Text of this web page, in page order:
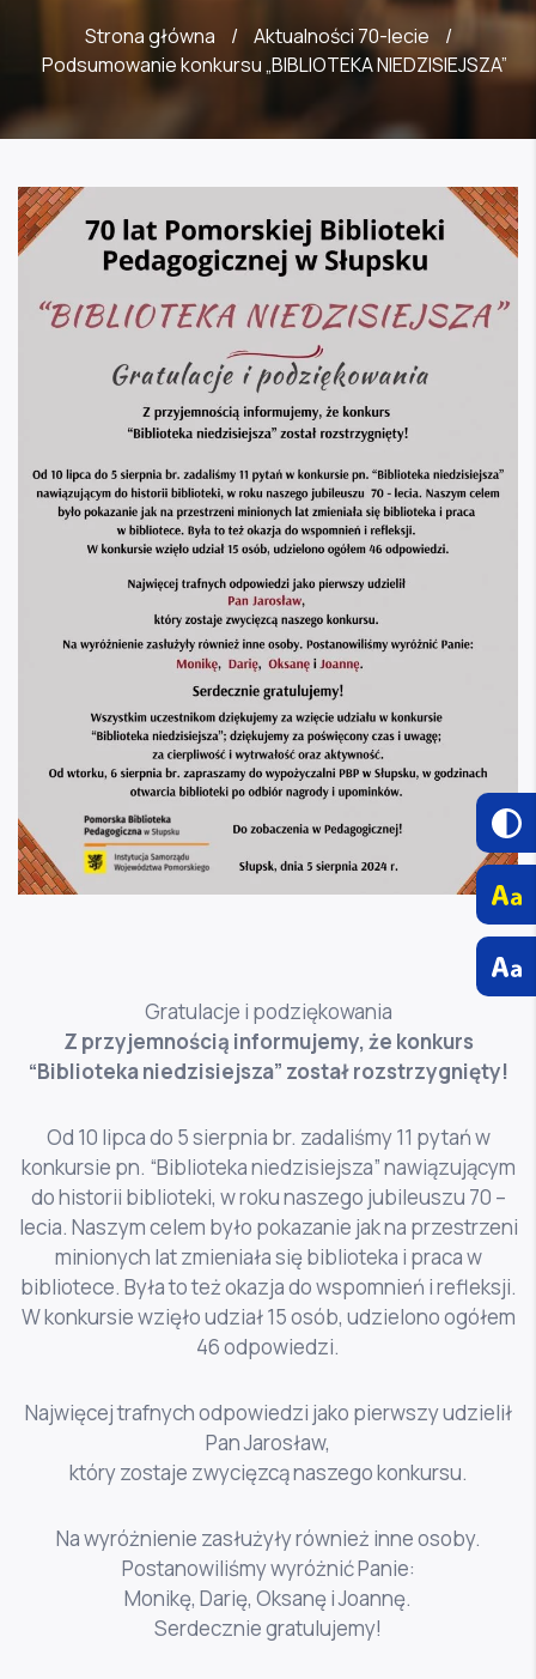
Strona główna / Aktualności 70-lecie
/
Podsumowanie konkursu „BIBLIOTEKA NIEDZISIEJSZA”
Gratulacje i podziękowania
Z przyjemnością informujemy, że konkurs
“Biblioteka niedzisiejsza” został rozstrzygnięty!
Od 10 lipca do 5 sierpnia br. zadaliśmy 11 pytań w
konkursie pn. “Biblioteka niedzisiejsza” nawiązującym
do historii biblioteki, w roku naszego jubileuszu 70 –
lecia. Naszym celem było pokazanie jak na przestrzeni
minionych lat zmieniała się biblioteka i praca w
bibliotece. Była to też okazja do wspomnień i refleksji.
W konkursie wzięło udział 15 osób, udzielono ogółem
46 odpowiedzi.
Najwięcej trafnych odpowiedzi jako pierwszy udzielił
Pan Jarosław,
który zostaje zwycięzcą naszego konkursu.
Na wyróżnienie zasłużyły również inne osoby.
Postanowiliśmy wyróżnić Panie:
Monikę, Darię, Oksanę i Joannę.
Serdecznie gratulujemy!